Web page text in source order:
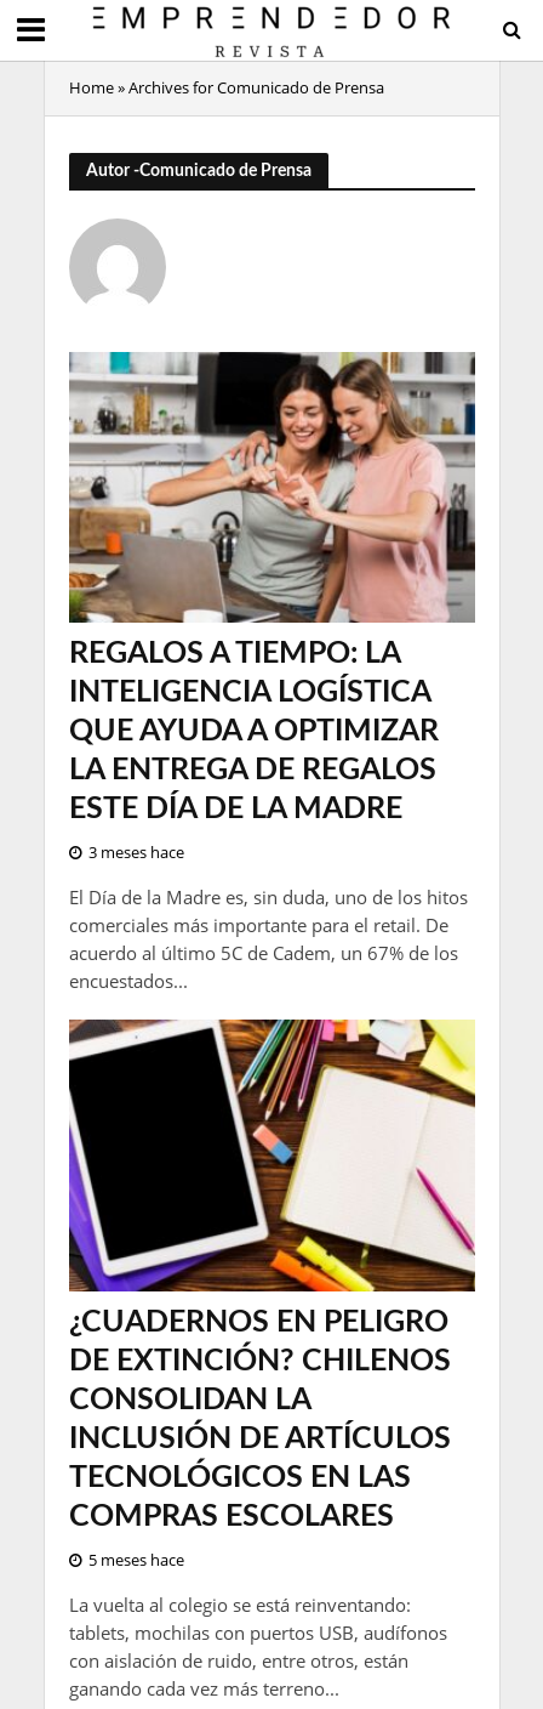
Home»Archives for Comunicado de Prensa
Autor -Comunicado de Prensa
REGALOS A TIEMPO: LA
INTELIGENCIA LOGÍSTICA
QUE AYUDA A OPTIMIZAR
LA ENTREGA DE REGALOS
ESTE DÍA DE LA MADRE
3 meses hace
El Día de la Madre es, sin duda, uno de los hitos
comerciales más importante para el retail. De
acuerdo al último 5C de Cadem, un 67% de los
encuestados...
¿CUADERNOS EN PELIGRO
DE EXTINCIÓN? CHILENOS
CONSOLIDAN LA
INCLUSIÓN DE ARTÍCULOS
TECNOLÓGICOS EN LAS
COMPRAS ESCOLARES
5 meses hace
La vuelta al colegio se está reinventando:
tablets, mochilas con puertos USB, audífonos
con aislación de ruido, entre otros, están
ganando cada vez más terreno...